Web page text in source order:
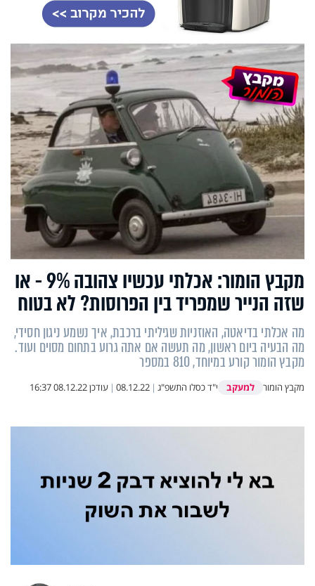
מקבץ הומור: אכלתי עכשיו צהובה 9% - או
שזה הנייר שמפריד בין הפרוסות? לא בטוח
מה אכלתי בדיאטה, האוזניות שגיליתי ברכבת, איך נשמע ניגון חסידי,
מה הבעיה ביום ראשון, מה תעשה אם אתה גרוע בתחום מסוים ועוד.
מקבץ הומור קורע במיוחד, 810 במספר
מקבץ הומור למעקב י"ד כסלו התשפ"ג |
08.12.22
| עודכן08.12.22 16:37